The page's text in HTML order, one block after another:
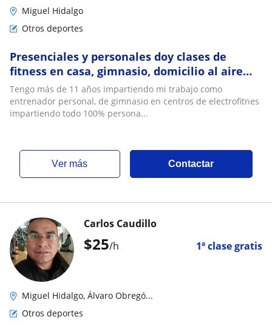
Miguel Hidalgo
Otros deportes
Presenciales y personales doy clases de
fitness en casa, gimnasio, domicilio al aire
libre donde gustes y sea más cómodo para
ustedes. Todo es personal y siempre va
acompañado de tus objetivos
Tengo más de 11 años impartiendo mi trabajo como
entrenador personal, de gimnasio en centros de electrofitnes
impartiendo todo 100% persona...
ver más Contactar
$25/h 1ª clase gratis
Carlos Caudillo
Miguel Hidalgo, Álvaro Obregó...
Otros deportes